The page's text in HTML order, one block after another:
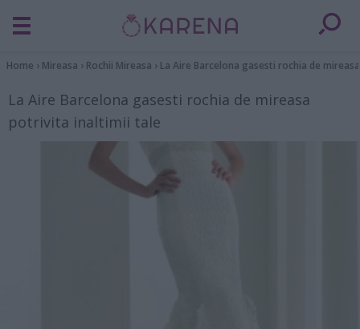
Home › Mireasa › Rochii Mireasa › La Aire Barcelona gasesti rochia de
La Aire Barcelona gasesti rochia de mireasa
potrivita inaltimii tale